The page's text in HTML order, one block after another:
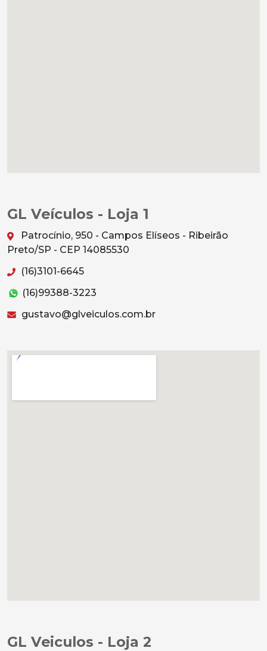
GL Veículos - Loja 1
Patrocínio, 950 - Campos Elíseos - Ribeirão
Preto/SP - CEP 14085530
(16)3101-6645
(16)99388-3223
gustavo@glveiculos.com.br
GL Veiculos - Loja 2